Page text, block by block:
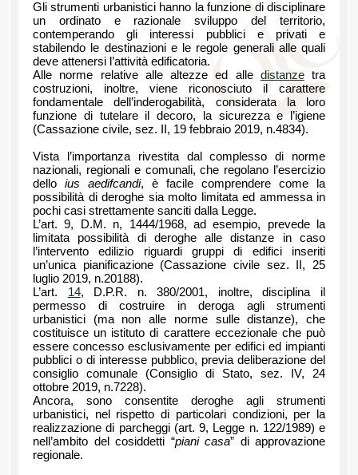
Gli strumenti urbanistici hanno la funzione di disciplinare
un ordinato e razionale sviluppo del territorio,
contemperando gli interessi pubblici e privati e
stabilendo le destinazioni e le regole generali alle quali
deve attenersi l’attività edificatoria.
Alle norme relative alle altezze ed alle distanzetra
costruzioni, inoltre, viene riconosciuto il carattere
fondamentale dell’inderogabilità, considerata la loro
funzione di tutelare il decoro, la sicurezza e l’igiene
(Cassazione civile, sez. II, 19 febbraio 2019, n.4834).
Vista l’importanza rivestita dal complesso di norme
nazionali, regionali e comunali, che regolano l’esercizio
dello ius aedifcandi, è facile comprendere come la
possibilità di deroghe sia molto limitata ed ammessa in
pochi casi strettamente sanciti dalla Legge.
L’art. 9, D.M. n, 1444/1968, ad esempio, prevede la
limitata possibilità di deroghe alle distanze in caso
l’intervento edilizio riguardi gruppi di edifici inseriti
un’unica pianificazione (Cassazione civile sez. II, 25
luglio 2019, n.20188).
L’art. 14, D.P.R. n. 380/2001, inoltre, disciplina il
permesso di costruire in deroga agli strumenti
urbanistici (ma non alle norme sulle distanze), che
costituisce un istituto di carattere eccezionale che può
essere concesso esclusivamente per edifici ed impianti
pubblici o di interesse pubblico, previa deliberazione del
consiglio comunale (Consiglio di Stato, sez. IV, 24
ottobre 2019, n.7228).
Ancora, sono consentite deroghe agli strumenti
urbanistici, nel rispetto di particolari condizioni, per la
realizzazione di parcheggi (art. 9, Legge n. 122/1989) e
nell’ambito del cosiddetti “piani casa” di approvazione
regionale.